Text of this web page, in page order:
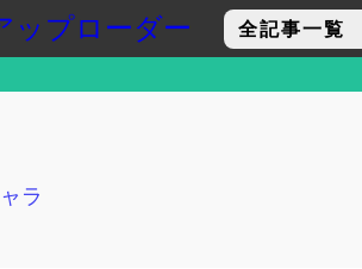
ップローダー 全記事一覧
ラ